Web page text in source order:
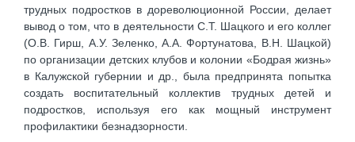
трудных подростков в дореволюционной России, делает
вывод о том, что в деятельности С.Т. Шацкого и его коллег
(О.В. Гирш, А.У. Зеленко, А.А. Фортунатова, В.Н. Шацкой)
по организации детских клубов и колонии «Бодрая жизнь»
в Калужской губернии и др., была предпринята попытка
создать воспитательный коллектив трудных детей и
подростков, используя его как мощный инструмент
профилактики безнадзорности.